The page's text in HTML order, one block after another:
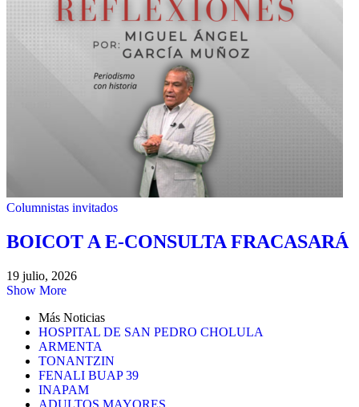
Columnistas invitados
BOICOT A E-CONSULTA FRACASARÁ
19 julio, 2026
Show More
Más Noticias
HOSPITAL DE SAN PEDRO CHOLULA
ARMENTA
TONANTZIN
FENALI BUAP 39
INAPAM
ADULTOS MAYORES